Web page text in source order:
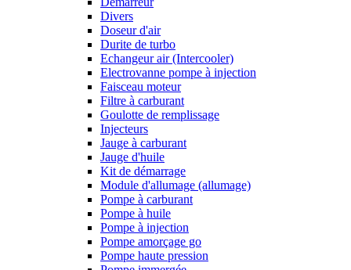
Divers
Doseur d'air
Durite de turbo
Echangeur air (Intercooler)
Electrovanne pompe à injection
Faisceau moteur
Filtre à carburant
Goulotte de remplissage
Injecteurs
Jauge à carburant
Jauge d'huile
Kit de démarrage
Module d'allumage (allumage)
Pompe à carburant
Pompe à huile
Pompe à injection
Pompe amorçage go
Pompe haute pression